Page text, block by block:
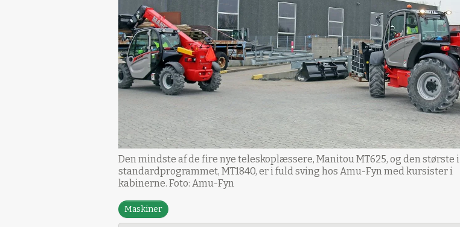
Den mindste af de fire nye teleskoplæssere, Manitou MT625, og den største i
standardprogrammet, MT1840, er i fuld sving hos Amu-Fyn med kursister i
kabinerne. Foto: Amu-Fyn
Maskiner